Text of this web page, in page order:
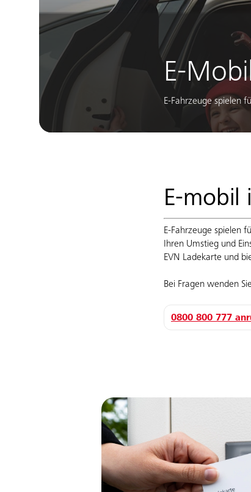
E-
E-Fahrzeuge spielen
E-mobil
E-Fahrzeuge spielen
Ihren Umstieg und
EVN Ladekarte und
Bei Fragen wenden
0800 800 777